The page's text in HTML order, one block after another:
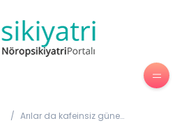
/ Arılar da kafeinsiz güne